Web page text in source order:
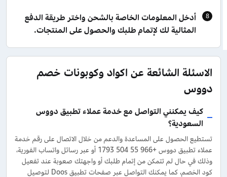
أدخل المعلومات الخاصة بالشحن واختر طريقة الدفع
المثالية لك لإتمام طلبك والحصول على المنتجات.
الاسئلة الشائعة عن اكواد وكوبونات خصم
دووس
كيف يمكنني التواصل مع خدمة عملاء تطبيق دووس
السعودية؟
تستطيع الحصول على المساعدة والدعم من خلال الاتصال على رقم خدمة
عملاء تطبيق دووس +966 55 504 1793 أو عبر رسائل واتساب الفورية،
وذلك في حال لم تتمكن من إتمام طلبك أو واجهتك صعوبة عند تفعيل
كود الخصم، كما يمكنك التواصل عبر صفحات تطبيق Doos لتوصيل